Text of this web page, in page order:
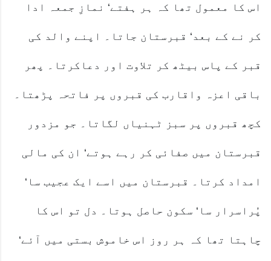
اس کا معمول تھا کہ ہر ہفتے‘ نمازِ جمعہ ادا
کر نے کے بعد‘ قبرستان جاتا۔ اپنے والد کی
قبر کے پاس بیٹھ کر تلاوت اور دعاکرتا۔ پھر
باقی اعزہ واقارب کی قبروں پر فاتحہ پڑھتا۔
کچھ قبروں پر سبز ٹہنیاں لگاتا۔ جو مزدور
قبرستان میں صفائی کر رہے ہوتے‘ ان کی مالی
امداد کرتا۔ قبرستان میں اسے ایک عجیب سا‘
پُراسرار سا‘ سکون حاصل ہوتا۔ دل تو اس کا
چاہتا تھا کہ ہر روز اس خاموش بستی میں آئے‘